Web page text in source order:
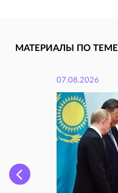
МАТЕРИАЛЫ ПО ТЕМЕ
07.08.2026